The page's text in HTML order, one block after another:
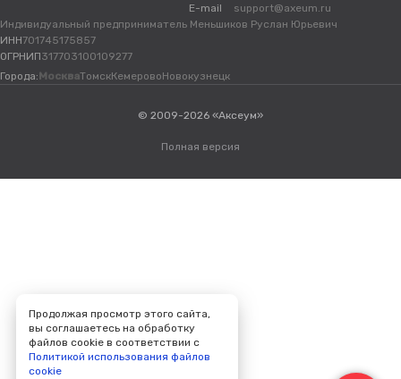
E-mail
support@axeum.ru
Индивидуальный предприниматель Меньшиков Руслан Юрьевич
ИНН701745175857
ОГРНИП317703100109277
Города: МоскваТомскКемеровоНовокузнецк
© 2009-2026 «Аксеум»
Полная версия
Продолжая просмотр этого сайта,
вы соглашаетесь на обработку
файлов cookie в соответствии с
Политикой использования файлов
cookie